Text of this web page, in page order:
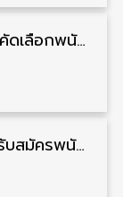
กรมสนับสนุนบริการสุขภาพ รับสมัครคัดเลือกพนักงานราชการ วุฒิ ปวส./ป.ตรี 13 อัตรา รับสมัคร 11 – 20 สิงหาคม
สำนักงานปลัดกระทรวงสาธารณสุข รับสมัครพนักงานราชการรูปแบบพิเศษ วุฒิ ปวส./ป.ตรี 102 อัตรา รับสมัคร 17 – 28 สิงหาคม